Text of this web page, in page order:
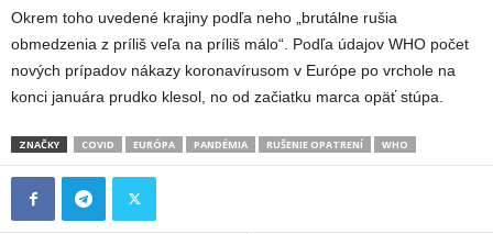
Okrem toho uvedené krajiny podľa neho „brutálne rušia
obmedzenia z príliš veľa na príliš málo“. Podľa údajov WHO počet
nových prípadov nákazy koronavírusom v Európe po vrchole na
konci januára prudko klesol, no od začiatku marca opäť stúpa.
ZNAČKY COVID EURÓPA PANDÉMIA RUŠENIE OPATRENÍ WHO